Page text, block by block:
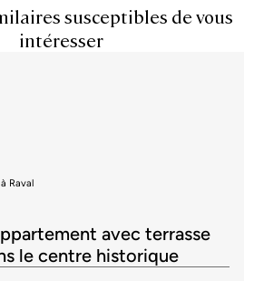
susceptibles de vous
intéresser
Raval
avec terrasse
le centre historique